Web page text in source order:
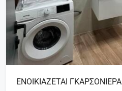
ΕΝΟΙΚΙΑΖΕΤΑΙ ΓΚΑΡΣΟΝΙΕΡΑ